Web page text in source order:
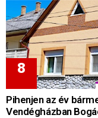
Pihenjen az év
Vendégházban